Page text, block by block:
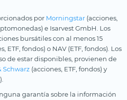
por Morningstar (acciones,
e Isarvest GmbH. Los
bursátiles con al menos 15
ETF, fondos) o NAV (ETF, fondos). Los
de estar disponibles, provienen de
Schwarz (acciones, ETF, fondos) y
garantía sobre la información